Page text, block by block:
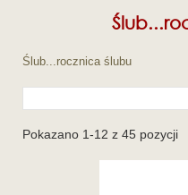
Ślub...rocznica ślubu
Pokazano 1-12 z 45 pozycji